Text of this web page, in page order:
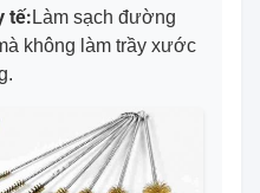
tế:Làm sạch đường
không làm trầy xước